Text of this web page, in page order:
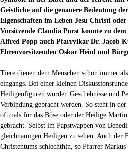
Geistliche auf die genauere Bedeutung
Eigenschaften im Leben Jesu Christi
Vorsitzende Claudia Porst konnte zu
Alfred Popp auch Pfarrvikar Dr. Jacob
Ehrenvorsitzenden Oskar Heinl und
Tiere dienen dem Menschen schon immer
eingangs. Bei einer kleinen
Heiligenfiguren wurden Geschehnisse und
Verbindung gebracht werden. So steht in
oftmals für das Böse oder der Heilige
gebracht. Selbst im Papstwappen von
gleichnamigen Heiligen zu sehen. Auch der
Christentums schlechthin, so Pfarrer